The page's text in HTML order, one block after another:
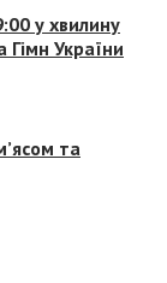
у хвилину
України
та